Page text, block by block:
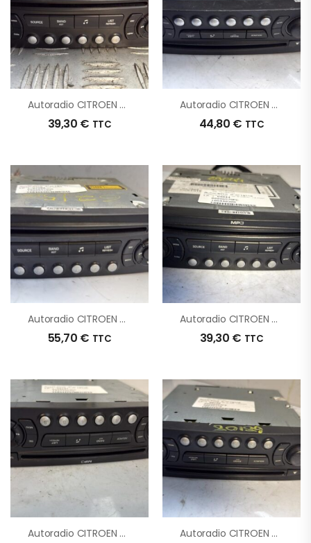
Autoradio CITROEN C4 1 PHASE 1 D’origine – 2008 – Occasion
39,30 € TTC
Autoradio CITROEN C4 1 D’origine – – Occasion
44,80 € TTC
Autoradio CITROEN C4 1 PHASE 1 D’origine – 2005 – Occasion
55,70 € TTC
Autoradio CITROEN C4 1 PHASE 1 D’origine – 2008 – Occasion
39,30 € TTC
Autoradio CITROEN C4 1 PHASE 1 COUPE D’origine – 2008 – Occasion Autoradio CITROEN C4 1 PHASE 1 D’origine – 2007 – Occasion